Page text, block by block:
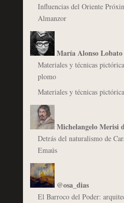
Influencias del Oriente
Almanzor
María Alonso Lobato
Materiales y técnicas
plomo
Materiales y técnicas
Michelangelo Merisi
Detrás del naturalismo de
Emaús
@osa_dias
El Barroco del Poder: